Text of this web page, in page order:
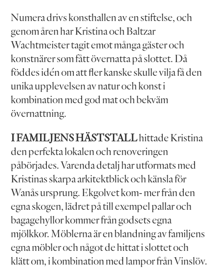
Numera drivs konsthallen av en stiftelse, och
genom åren har Kristina och Baltzar
Wachtmeister tagit emot många gäster och
konstnärer som fått övernatta på slottet. Då
föddes idén om att fler kanske skulle vilja få den
unika upplevelsen av natur och konst i
kombination med god mat och bekväm
övernattning.
I FAMILJENS HÄSTSTALLhittade Kristina
den perfekta lokalen och renoveringen
påbörjades. Varenda detalj har utformats med
Kristinas skarpa arkitektblick och känsla för
Wanås ursprung. Ekgolvet kom- mer från den
egna skogen, lädret på till exempel pallar och
bagagehyllor kommer från godsets egna
mjölkkor. Möblerna är en blandning av familjens
egna möbler och något de hittat i slottet och
klätt om, i kombination med lampor från Vinslöv.